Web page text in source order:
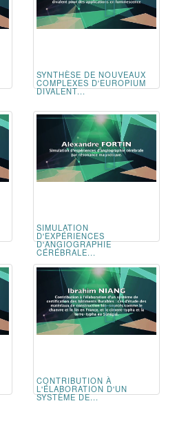
SYNTHÈSE DE NOUVEAUX
COMPLEXES D'EUROPIUM
DIVALENT...
SIMULATION
D'EXPÉRIENCES
D'ANGIOGRAPHIE
CÉRÉBRALE...
CONTRIBUTION À
L'ÉLABORATION D'UN
SYSTÈME DE...